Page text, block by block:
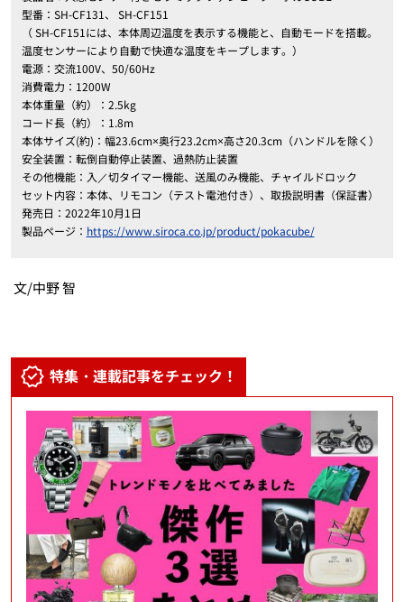
型番：SH-CF131、 SH-CF151
（SH-CF151には、本体周辺温度を表示する機能と、自動モードを搭載。
温度センサーにより自動で快適な温度をキープします。）
電源：交流100V、50/60Hz
消費電力：1200W
本体重量（約）：2.5kg
コード長（約）：1.8m
本体サイズ(約)：幅23.6cm×奥行23.2cm×高さ20.3cm（ハンドルを除く）
安全装置：転倒自動停止装置、過熱防止装置
その他機能：入／切タイマー機能、送風のみ機能、チャイルドロック
セット内容：本体、リモコン（テスト電池付き）、取扱説明書（保証書）
発売日： 2022年10月1日
製品ページ： https://www.siroca.co.jp/product/pokacube/
文/中野 智
特集・連載記事をチェック！